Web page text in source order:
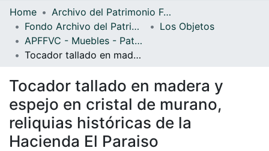
Statistics
Home
Archivo del Patrimonio Fotográfico y Fílmico del Valle del Cauca
Fondo Archivo del Patrimonio Fotográfico y Fílmico del Valle del Cauca
Los Objetos
APFFVC - Muebles - Patrimonial
Tocador tallado en madera y espejo en cristal de murano, reliquias históricas de la Hacienda El Paraiso
Tocador tallado en madera y
espejo en cristal de murano,
reliquias históricas de la
Hacienda El Paraiso